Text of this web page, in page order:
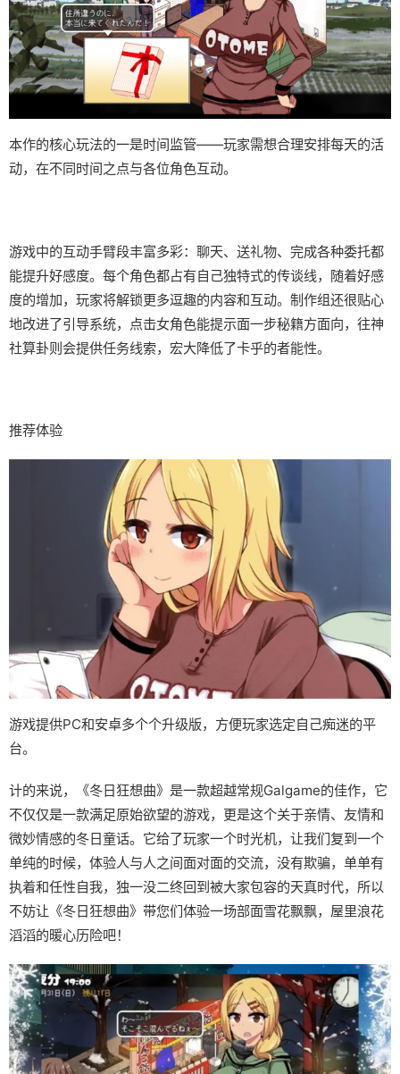
本作的核心玩法的一是时间监管——玩家需想合理安排每天的活
动，在不同时间之点与各位角色互动。
游戏中的​​互动手臂段丰富多彩​​：聊天、送礼物、完成各种委托都
能提升好感度。每个角色都占有自己独特式的传谈线，随着好感
度的增加，玩家将解锁更多逗趣的内容和互动。制作组还很贴心
地改进了引导系统，点击女角色能提示面一步秘籍方面向，往神
社算卦则会提供任务线索，宏大降低了卡乎的者能性。
推荐体验
游戏提供PC和安卓多个个升级版，方便玩家选定自己痴迷的平
台。
计的来说，《冬日狂想曲》是一款​​超越常规Galgame的佳作​​，它
不仅仅是一款满足原始欲望的游戏，更是这个关于亲情、友情和
微妙情感的冬日童话。它给了玩家一个时光机，让我们复到一个
单纯的时候，体验人与人之间面对面的交流，没有欺骗，单单有
执着和任性自我，独一没二终回到被大家包容的天真时代，所以
不妨让《冬日狂想曲》带您们体验一场​​部面雪花飘飘，屋里浪花
滔滔​​的暖心历险吧！